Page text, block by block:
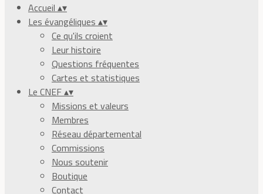
Accueil ▴▾
Les évangéliques ▴▾
Ce qu'ils croient
Leur histoire
Questions fréquentes
Cartes et statistiques
Le CNEF▴▾
Missions et valeurs
Membres
Réseau départemental
Commissions
Nous soutenir
Boutique
Contact